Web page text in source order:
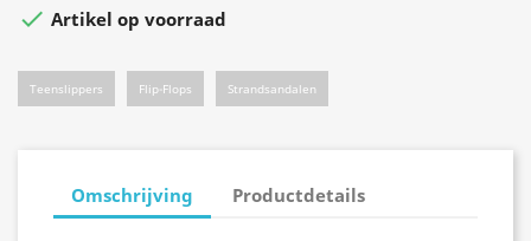
 Artikel op voorraad
Teenslippers Flip-Flops Strandsandalen
Omschrijving Productdetails